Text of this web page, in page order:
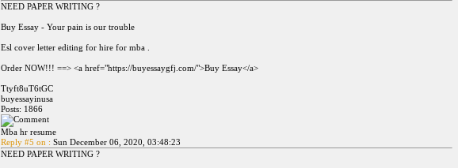
NEED PAPER WRITING ?
Buy Essay - Your pain is our trouble
Esl cover letter editing for hire for mba .
Order NOW!!! ==> <a href="https://buyessaygfj.com/">Buy Essay</a>
Ttyft8uT6tGC
buyessayinusa
Posts: 1866
Mba hr resume
Reply #5 on : Sun December 06, 2020, 03:48:23
NEED PAPER WRITING ?